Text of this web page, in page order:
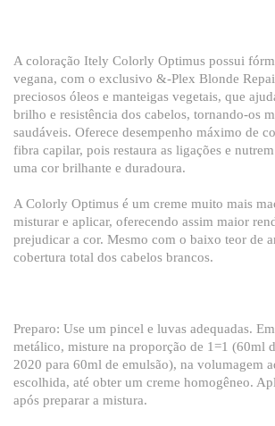
A coloração Itely Colorly Optimus possui
vegana, com o exclusivo &-Plex Blonde
preciosos óleos e manteigas vegetais, que
brilho e resistência dos cabelos, tornando-os
saudáveis. Oferece desempenho máximo de
fibra capilar, pois restaura as ligações e
uma cor brilhante e duradoura.
A Colorly Optimus é um creme muito mais
misturar e aplicar, oferecendo assim maior
prejudicar a cor. Mesmo com o baixo teor de
cobertura total dos cabelos brancos.
Preparo: Use um pincel e luvas adequadas.
metálico, misture na proporção de 1=1 (60ml
2020 para 60ml de emulsão), na volumagem
escolhida, até obter um creme homogêneo.
após preparar a mistura.